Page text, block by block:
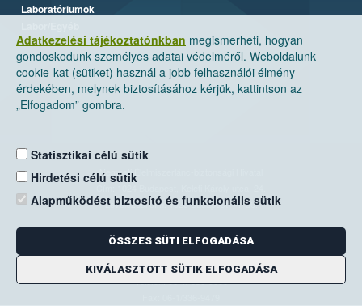
Adatkezelési tájékoztatónkban megismerheti, hogyan
gondoskodunk személyes adatai védelméről. Weboldalunk
cookie-kat (sütiket) használ a jobb felhasználói élmény
érdekében, melynek biztosításához kérjük, kattintson az
„Elfogadom” gombra.
Statisztikai célú sütik
Hirdetési célú sütik
Alapműködést biztosító és funkcionális sütik
ÖSSZES SÜTI ELFOGADÁSA
KIVÁLASZTOTT SÜTIK ELFOGADÁSA
Laboratóriumok
Nemzeti Élelmiszerlánc-biztonsági Hivatal
Levelezési cím: 1525 Budapest. Pf. 30.
E-mail:ugyfelszolgalat@nebih.gov.hu
Zöld szám: 06-80/263-244
Telefon: 06-1/ 336-9000